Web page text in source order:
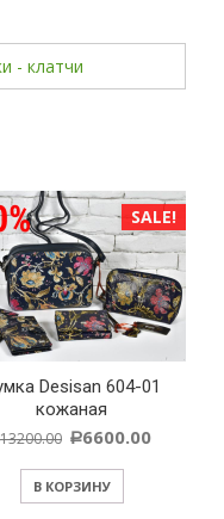
- клатчи
SALE!
Desisan 604-01
кожаная
13200.00 Р6600.00
В КОРЗИНУ